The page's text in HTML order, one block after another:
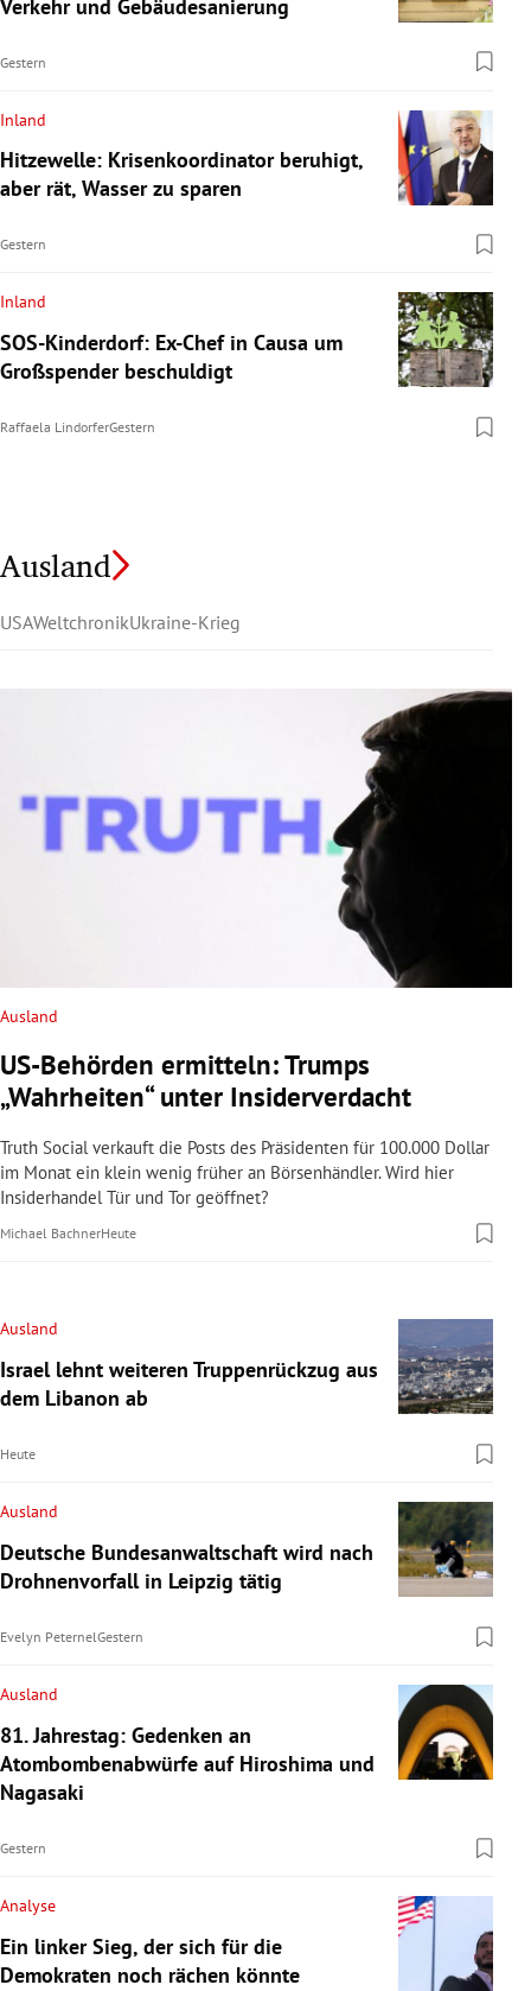
Verkehr und Gebäudesanierung
Gestern
Inland
Hitzewelle: Krisenkoordinator beruhigt,
aber rät, Wasser zu sparen
Gestern
Inland
SOS-Kinderdorf: Ex-Chef in Causa um
Großspender beschuldigt
Raffaela LindorferGestern
Ausland
USAWeltchronikUkraine-Krieg
Ausland
US-Behörden ermitteln: Trumps
„Wahrheiten“ unter Insiderverdacht
Truth Social verkauft die Posts des Präsidenten für 100.000 Dollar
im Monat ein klein wenig früher an Börsenhändler. Wird hier
Insiderhandel Tür und Tor geöffnet?
Michael BachnerHeute
Ausland
Israel lehnt weiteren Truppenrückzug aus
dem Libanon ab
Heute
Ausland
Deutsche Bundesanwaltschaft wird nach
Drohnenvorfall in Leipzig tätig
Evelyn PeternelGestern
Ausland
81. Jahrestag: Gedenken an
Atombombenabwürfe auf Hiroshima und
Nagasaki
Gestern
Analyse
Ein linker Sieg, der sich für die
Demokraten noch rächen könnte